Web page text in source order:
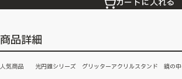
カートに入れる
商品詳細
人気商品 光円錐シリーズ グリッターアクリルスタンド 鏡の